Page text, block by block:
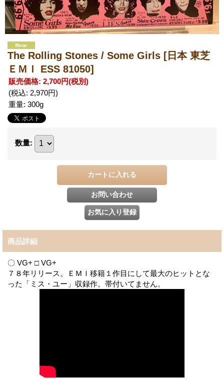
The Rolling Stones / Some Girls [日本 東芝
ＥＭＩ ESS 81050]
販売価格: 2,700円(税別)
(税込: 2,970円)
重量: 300g
数量:
商品詳細
〇 VG+ □ VG+
７８年リリース。ＥＭＩ移籍１作目にして最大のヒットとな
った「ミス・ユー」収録作。帯付いてません。